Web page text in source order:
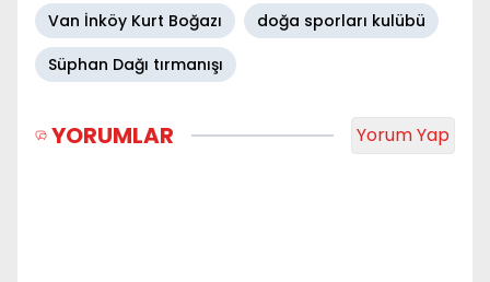
Van İnköy Kurt Boğazı
doğa sporları kulübü
Süphan Dağı tırmanışı
YORUMLAR Yorum Yap